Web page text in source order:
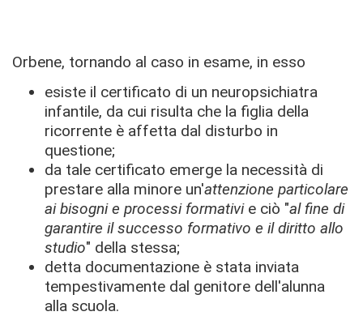
Orbene, tornando al caso in esame, in esso
esiste il certificato di un neuropsichiatra
infantile, da cui risulta che la figlia della
ricorrente è affetta dal disturbo in
questione;
da tale certificato emerge la necessità di
prestare alla minore un'attenzione particolare
ai bisogni e processi formativie ciò "al fine di
garantire il successo formativo e il diritto allo
studio" della stessa;
detta documentazione è stata inviata
tempestivamente dal genitore dell'alunna
alla scuola.